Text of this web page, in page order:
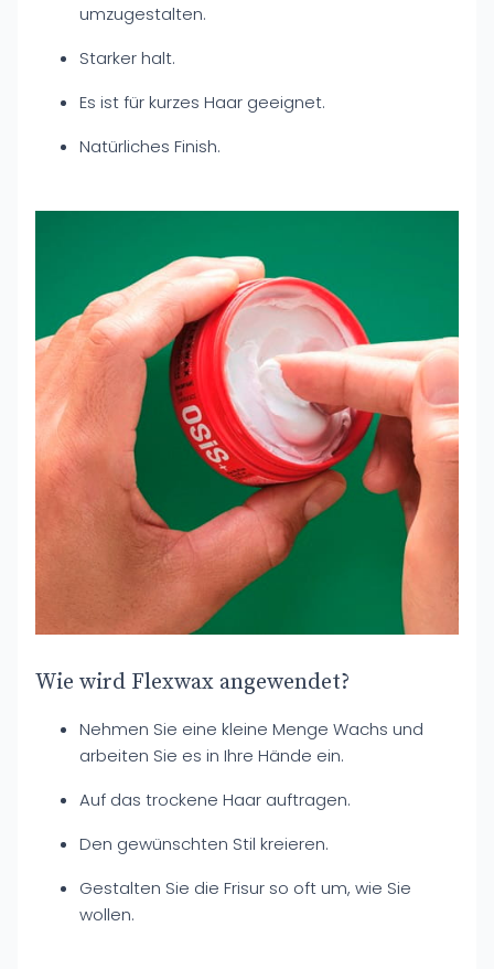
umzugestalten.
Starker halt.
Es ist für kurzes Haar geeignet.
Natürliches Finish.
Wie wird Flexwax angewendet?
Nehmen Sie eine kleine Menge Wachs und
arbeiten Sie es in Ihre Hände ein.
Auf das trockene Haar auftragen.
Den gewünschten Stil kreieren.
Gestalten Sie die Frisur so oft um, wie Sie
wollen.